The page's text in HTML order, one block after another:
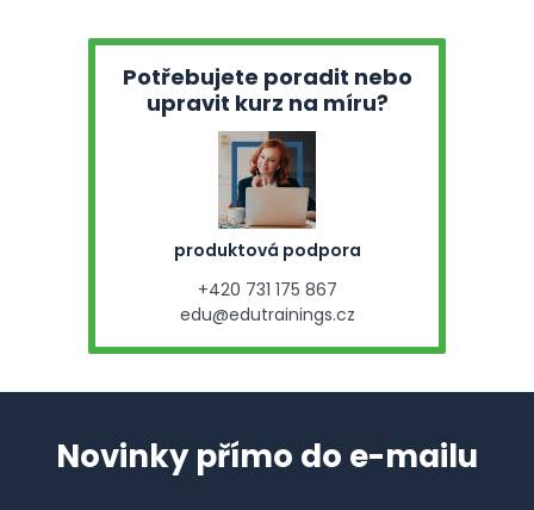
Potřebujete poradit nebo
upravit kurz na míru?
produktová podpora
+420 731 175 867
edu@edutrainings.cz
Novinky přímo do e-mailu